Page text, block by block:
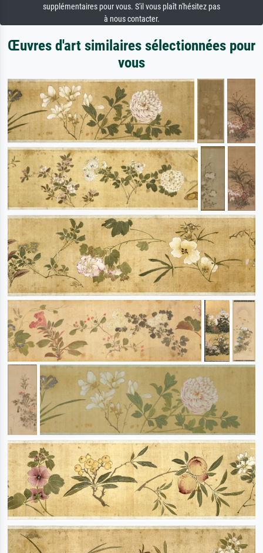
supplémentaires pour vous. S'il vous plaît n'hésitez pas
à nous contacter.
Œuvres d'art similaires sélectionnées pour
vous